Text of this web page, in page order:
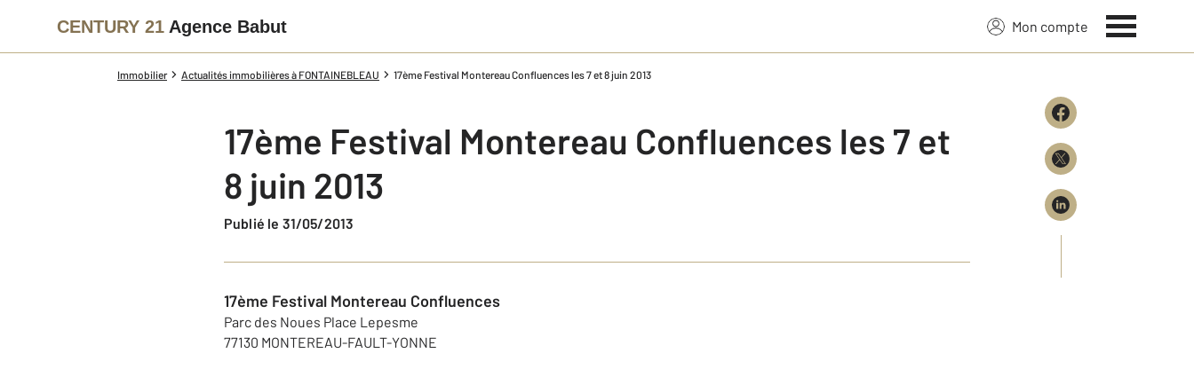
CENTURY 21 Agence Babut Mon compte
Immobilier Actualités immobilières à FONTAINEBLEAU 17ème Festival Montereau Confluences les 7 et 8 juin 2013
17ème Festival Montereau Confluences les 7 et
8 juin 2013
Publié le 31/05/2013
17ème Festival Montereau Confluences
Parc des Noues Place Lepesme
77130 MONTEREAU-FAULT-YONNE